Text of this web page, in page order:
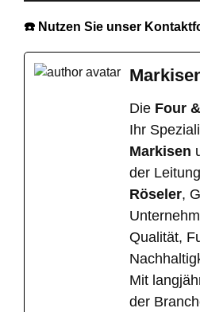
☎️ Nutzen Sie unser
Die Four
Ihr
Markisen
der
Röseler,
Qualität,
Mit
der